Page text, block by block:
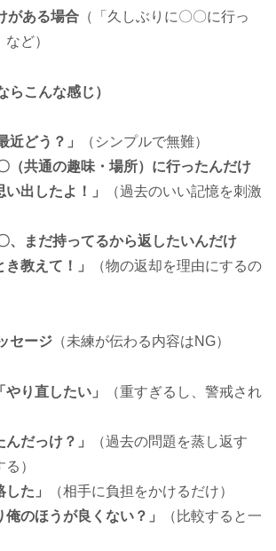
がある場合 （「久しぶりに〇〇に行っ
ど）
らこんな感じ）
近どう？」
（シンプルで無難）
（共通の趣味・場所）に行ったんだけ
出したよ！」
（過去のいい記憶を刺激
、まだ持ってるから返したいんだけ
教えて！」
（物の返却を理由にするの
セージ （未練が伝わる内容はNG）
やり直したい」
（重すぎるし、警戒され
んだっけ？」
（過去の問題を蒸し返す
）
した」
（相手に負担をかけるだけ）
俺のほうが良くない？」
（比較すると一